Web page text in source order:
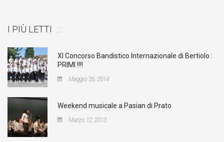
I PIÙ LETTI
XI Concorso Bandistico Internazionale di Bertiolo :
PRIMI !!!!
Maggio 26, 2014
Weekend musicale a Pasian di Prato
Marzo 12, 2013